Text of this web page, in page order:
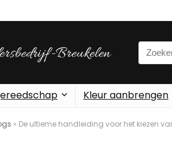
Search
for:
Kleur aanbrengen
» De ultieme handleiding voor het kiezen